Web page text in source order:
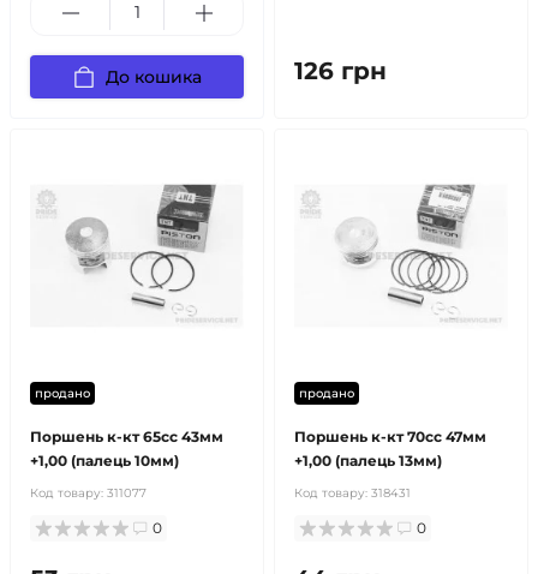
До кошика 126 грн
продано
Поршень к-кт 65cc 43мм
+1,00 (палець 10мм)
Код товару: 311077
0
продано
Поршень к-кт 70cc 47мм
+1,00 (палець 13мм)
Код товару: 318431
0